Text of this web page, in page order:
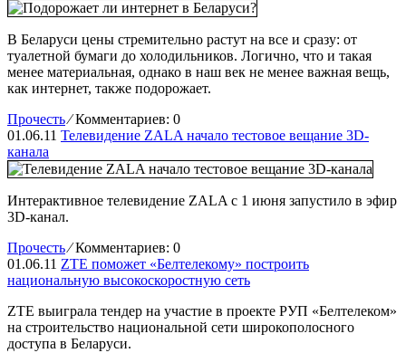
В Беларуси цены стремительно растут на все и сразу: от
туалетной бумаги до холодильников. Логично, что и такая
менее материальная, однако в наш век не менее важная вещь,
как интернет, также подорожает.
Прочесть ⁄Комментариев: 0
01.06.11 Телевидение ZALA начало тестовое вещание 3D-
канала
Интерактивное телевидение ZALA с 1 июня запустило в эфир
3D-канал.
Прочесть ⁄Комментариев: 0
01.06.11 ZTE поможет «Белтелекому» построить
национальную высокоскоростную сеть
ZTE выиграла тендер на участие в проекте РУП «Белтелеком»
на строительство национальной сети широкополосного
доступа в Беларуси.